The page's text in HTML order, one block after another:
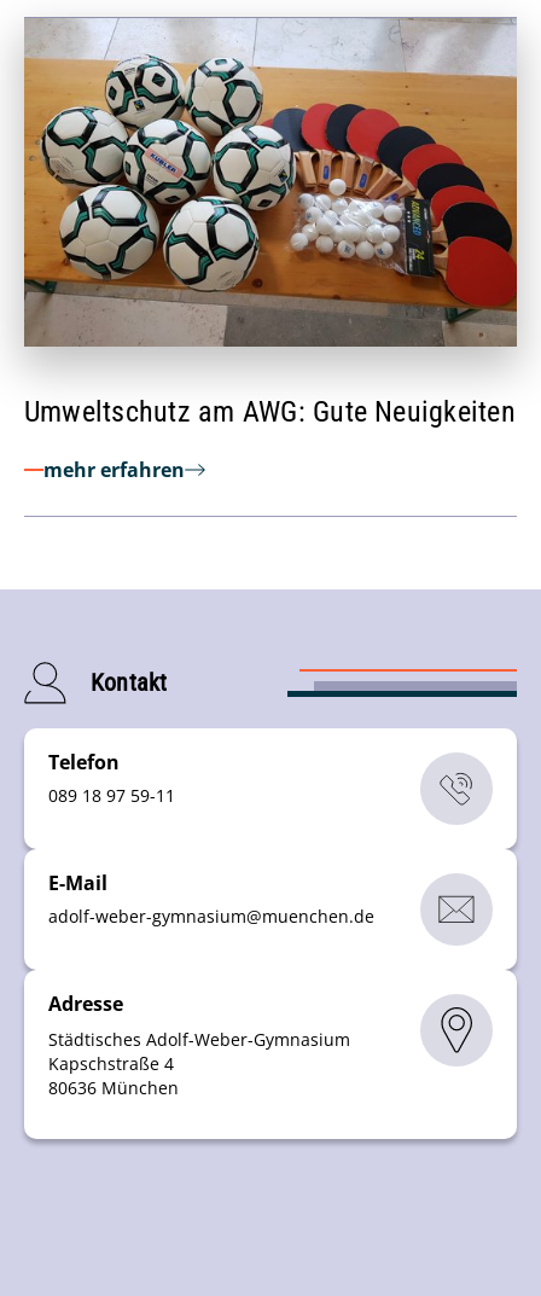
Umweltschutz am AWG: Gute Neuigkeiten
mehr erfahren
Kontakt
Telefon
089 18 97 59-11
E-Mail
adolf-weber-gymnasium@muenchen.de
Adresse
Städtisches Adolf-Weber-Gymnasium
Kapschstraße 4
80636 München